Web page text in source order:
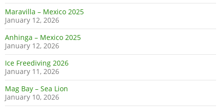
Maravilla – Mexico 2025
January 12, 2026
Anhinga – Mexico 2025
January 12, 2026
Ice Freediving 2026
January 11, 2026
Mag Bay – Sea Lion
January 10, 2026